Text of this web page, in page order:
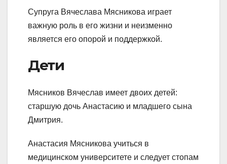
Супруга Вячеслава Мясникова играет
важную роль в его жизни и неизменно
является его опорой и поддержкой.
Дети
Мясников Вячеслав имеет двоих детей:
старшую дочь Анастасию и младшего сына
Дмитрия.
Анастасия Мясникова учиться в
медицинском университете и следует стопам